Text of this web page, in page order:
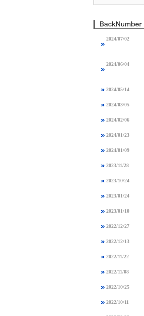
2024/07/02
2024/06/04
2024/05/14
2024/03/05
2024/02/06
2024/01/23
2024/01/09
2023/11/28
2023/10/24
2023/01/24
2023/01/10
2022/12/27
2022/12/13
2022/11/22
2022/11/08
2022/10/25
2022/10/11